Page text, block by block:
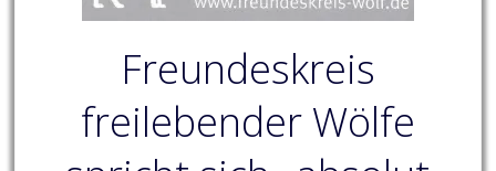
Freundeskreis
freilebender Wölfe